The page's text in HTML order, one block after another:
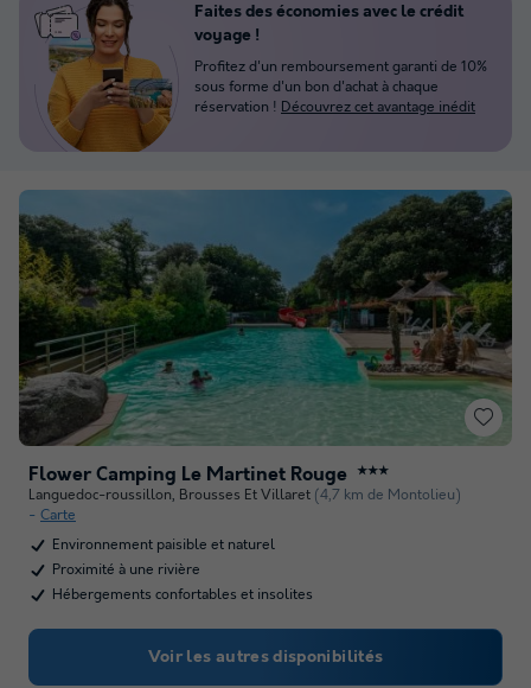
Flower Camping Le Martinet Rouge ★★★
Languedoc-roussillon, Brousses Et Villaret (4,7 km de Montolieu)
Carte
Environnement paisible et naturel
Proximité à une rivière
Hébergements confortables et insolites
Voir les autres disponibilités
Faites des économies avec le crédit
voyage !
Profitez d'un remboursement garanti de 10%
sous forme d'un bon d'achat à chaque
réservation ! Découvrez cet avantage inédit